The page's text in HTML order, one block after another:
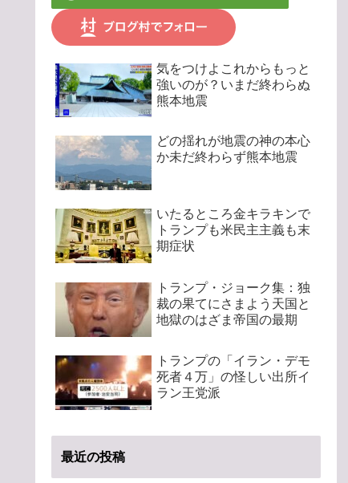
気をつけよこれからもっと
強いのが？いまだ終わらぬ
熊本地震
どの揺れが地震の神の本心
か未だ終わらず熊本地震
いたるところ金キラキンで
トランプも米民主主義も末
期症状
トランプ・ジョーク集：独
裁の果てにさまよう天国と
地獄のはざま帝国の最期
トランプの「イラン・デモ
死者４万」の怪しい出所イ
ラン王党派
最近の投稿